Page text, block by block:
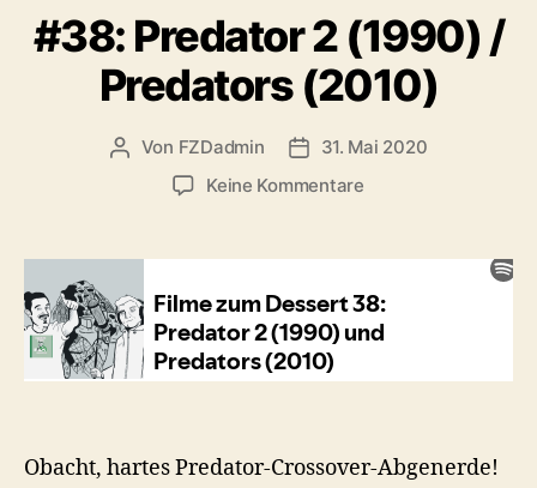
#38: Predator 2 (1990) /
Predators (2010)
Beitragsautor
Von FZDadmin Veröffentlichungsdatum
31. Mai 2020
Keine Kommentarezu
2
/
Predators
Obacht, hartes Predator-Crossover-Abgenerde!